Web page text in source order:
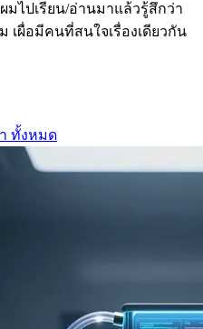
ไปเรียน/อ่านมาแล้วรู้สึกว่า
ผื่อมีคนที่สนใจเรื่องเดียวกัน
ทั้งหมด